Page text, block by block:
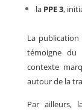
la PPE 3,
La
témoigne du
contexte
autour de la
Par ailleurs,